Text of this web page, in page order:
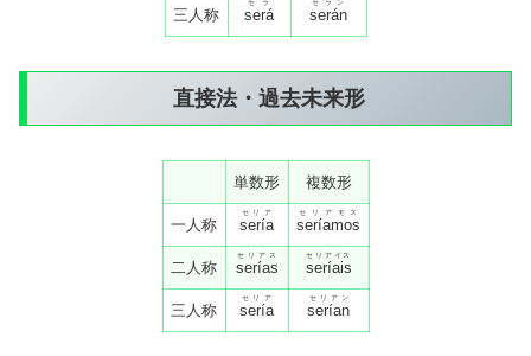
三人称 será
セラ
serán
セラン
直接法・過去未来形
単数形 複数形
一人称 sería
セリア
seríamos
セリアモス
二人称 serías
セリアス
seríais
セリアイス
三人称 sería
セリア
serían
セリアン